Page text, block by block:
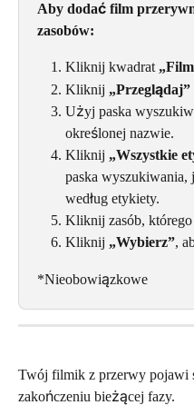
Aby dodać film
zasobów:
Kliknij kwadrat
Kliknij „Przeglądaj”
Użyj paska
określonej nazwie.
Kliknij „Wszystkie
paska wyszukiwania,
według etykiety.
Kliknij zasób,
Kliknij „Wybierz”,
*Nieobowiązkowe
Twój filmik z przerwy pojawi
zakończeniu bieżącej fazy.